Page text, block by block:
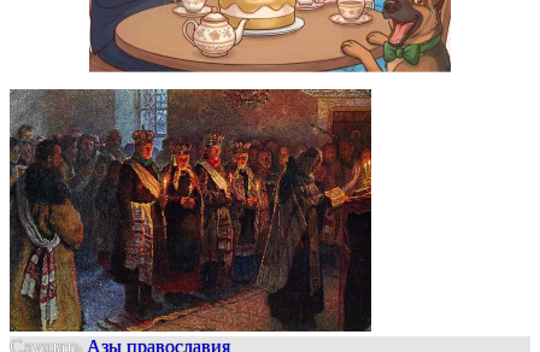
Слушать Азы православия